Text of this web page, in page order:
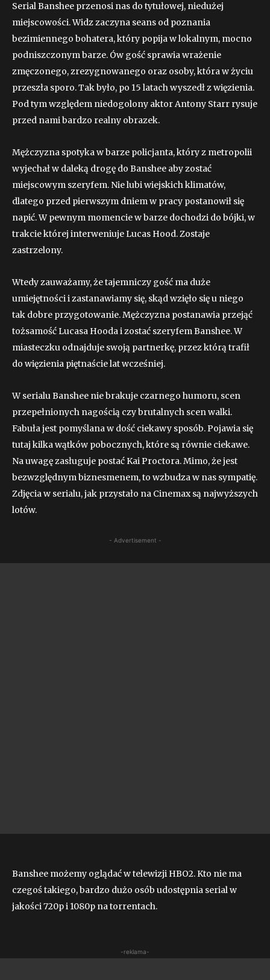
Serial Banshee przenosi nas do tytułowej, niedużej
miejscowości. Widz zaczyna seans od poznania
bezimiennego bohatera, który popija w lokalnym, mocno
podniszczonym barze. Ów gość sprawia wrażenie
zmęczonego, zrezygnowanego oraz osoby, która w życiu
przeszła sporo. Tak było, po 15 latach wyszedł z więzienia.
Pod tym względem niedogolony aktor Antony Starr rysuje
przed nami bardzo realny obrazek.
Mężczyzna spotyka w barze policjanta, który z metropolii
wyjechał w daleką drogę do Banshee aby zostać
miejscowym szeryfem. Nie lubi wiejskich klimatów,
dlatego przed pierwszym dniem w pracy postanowił się
napić. W pewnym momencie w barze dochodzi do bójki, w
trakcie której interweniuje Lucas Hood. Zostaje
zastrzelony.
Wtedy zauważamy, że tajemniczy gość ma duże
umiejętności i zastanawiamy się, skąd wzięło się u niego
tak dobre przygotowanie. Mężczyzna postanawia przejąć
tożsamość Lucasa Hooda i zostać szeryfem Banshee. W
miasteczku odnajduje swoją partnerkę, przez którą trafił
do więzienia piętnaście lat wcześniej.
W serialu Banshee nie brakuje czarnego humoru, scen
przepełnionych nagością czy brutalnych scen walki.
Fabuła jest pomyślana w dość ciekawy sposób. Pojawia się
tutaj kilka wątków pobocznych, które są równie ciekawe.
Na uwagę zasługuje postać Kai Proctora. Mimo, że jest
bezwzględnym biznesmenem, to wzbudza w nas sympatię.
Zdjęcia w serialu, jak przystało na Cinemax są najwyższych
lotów.
- Advertisement -
Banshee możemy oglądać w telewizji HBO2. Kto nie ma
czegoś takiego, bardzo dużo osób udostępnia serial w
jakości 720p i 1080p na torrentach.
-reklama-